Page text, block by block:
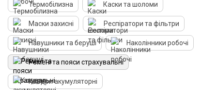
Термобілизна Каски та шоломи
Маски захисні Респіратори та фільтри
Навушники та беруші Наколінники робочі
Ремені та пояси страхувальні
Ковдри акумуляторнi